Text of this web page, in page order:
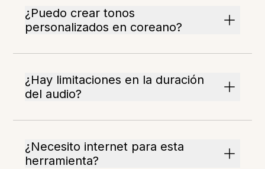
¿Puedo crear tonos
personalizados en coreano?
¿Hay limitaciones en la duración
del audio?
¿Necesito internet para esta
herramienta?